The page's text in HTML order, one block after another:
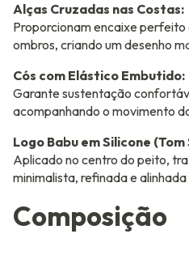
Alças Cruzadas nas Costas:
Proporcionam encaixe
ombros, criando um desenho
Cós com Elástico Embutido:
Garante sustentação
acompanhando o movimento
Logo Babu em Silicone (Tom
Aplicado no centro do peito,
minimalista, refinada e
Composição